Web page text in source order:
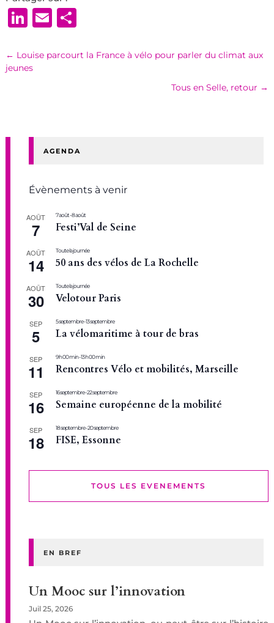
LinkedIn
EmailPartager
← Louise parcourt la France à vélo pour parler du climat aux
jeunes
Tous en Selle, retour →
AGENDA
Évènements à venir
AOÛT
7
7 août-8 août
Festi’Val de Seine
AOÛT
14
Toute la journée
50 ans des vélos de La Rochelle
AOÛT
30
Toute la journée
Velotour Paris
SEP
5
5 septembre-13 septembre
La vélomaritime à tour de bras
SEP
11
9 h 00 min-13 h 00 min
Rencontres Vélo et mobilités, Marseille
SEP
16
16 septembre-22 septembre
Semaine européenne de la mobilité
SEP
18
18 septembre-20 septembre
FISE, Essonne
TOUS LES EVENEMENTS
EN BREF
Un Mooc sur l’innovation
Juil 25, 2026